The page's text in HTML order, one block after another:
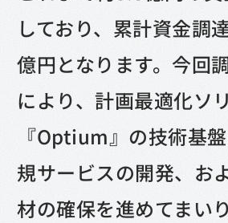
しており、累計資金調
億円となります。今回
により、計画最適化ソ
『Optium』の技術基
規サービスの開発、お
材の確保を進めてまい